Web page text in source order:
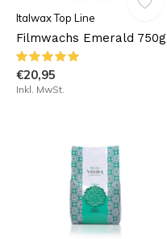
Italwax Top Line
Filmwachs Emerald 750g
€20,95
Inkl. MwSt.